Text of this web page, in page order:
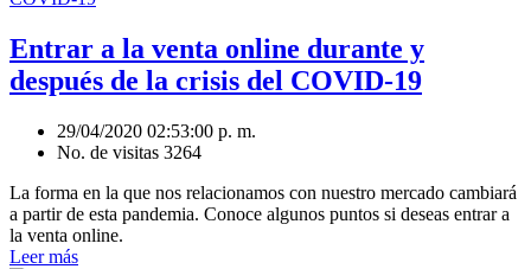
Entrar a la venta online durante y
después de la crisis del COVID-19
29/04/2020 02:53:00 p. m.
No. de visitas 3264
La forma en la que nos relacionamos con nuestro mercado cambiará
a partir de esta pandemia. Conoce algunos puntos si deseas entrar a
la venta online.
Leer más